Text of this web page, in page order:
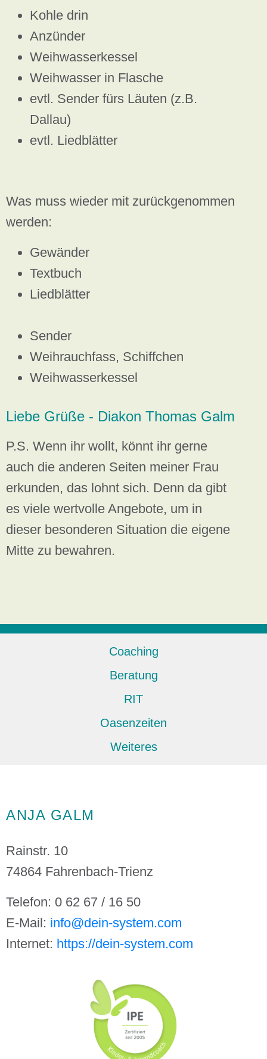
Kohle drin
Anzünder
Weihwasserkessel
Weihwasser in Flasche
evtl. Sender fürs Läuten (z.B.
Dallau)
evtl. Liedblätter
Was muss wieder mit zurückgenommen
werden:
Gewänder
Textbuch
Liedblätter
Sender
Weihrauchfass, Schiffchen
Weihwasserkessel
Liebe Grüße - Diakon Thomas Galm
P.S. Wenn ihr wollt, könnt ihr gerne
auch die anderen Seiten meiner Frau
erkunden, das lohnt sich. Denn da gibt
es viele wertvolle Angebote, um in
dieser besonderen Situation die eigene
Mitte zu bewahren.
Coaching
Beratung
RIT
Oasenzeiten
Weiteres
ANJA GALM
Rainstr. 10
74864 Fahrenbach-Trienz
Telefon: 0 62 67 / 16 50
E-Mail: info@dein-system.com
Internet: https://dein-system.com